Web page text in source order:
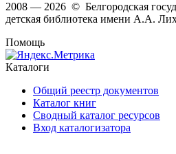
2008 — 2026 © Белгородская
детская библиотека имени А.А.
Помощь
Каталоги
Общий реестр документов
Каталог книг
Сводный каталог ресурсов
Вход каталогизатора